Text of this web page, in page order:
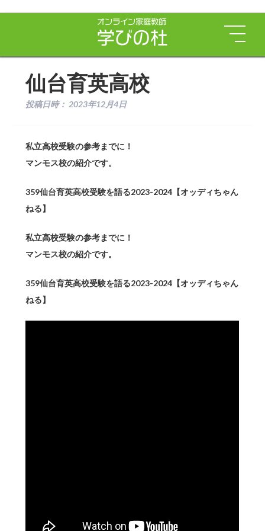
仙台育英高校
投稿日時： 2023年12月4日
私立高校受験の参考までに！
マンモス校の紹介です。
359仙台育英高校受験を語る2023-2024【オッディちゃん
ねる】
私立高校受験の参考までに！
マンモス校の紹介です。
359仙台育英高校受験を語る2023-2024【オッディちゃん
ねる】